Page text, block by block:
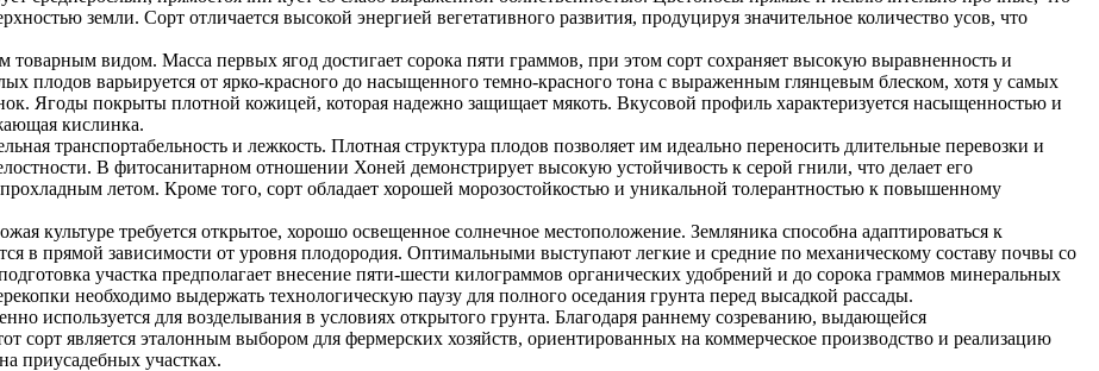
земли. Сорт отличается высокой энергией вегетативного развития, продуцируя значительное количество усов, что
видом. Масса первых ягод достигает сорока пяти граммов, при этом сорт сохраняет высокую выравненность и
плодов варьируется от ярко-красного до насыщенного темно-красного тона с выраженным глянцевым блеском, хотя у самых
Ягоды покрыты плотной кожицей, которая надежно защищает мякоть. Вкусовой профиль характеризуется насыщенностью и
кислинка.
транспортабельность и лежкость. Плотная структура плодов позволяет им идеально переносить длительные перевозки и
В фитосанитарном отношении Хоней демонстрирует высокую устойчивость к серой гнили, что делает его
летом. Кроме того, сорт обладает хорошей морозостойкостью и уникальной толерантностью к повышенному
культуре требуется открытое, хорошо освещенное солнечное местоположение. Земляника способна адаптироваться к
в прямой зависимости от уровня плодородия. Оптимальными выступают легкие и средние по механическому составу почвы со
участка предполагает внесение пяти-шести килограммов органических удобрений и до сорока граммов минеральных
необходимо выдержать технологическую паузу для полного оседания грунта перед высадкой рассады.
используется для возделывания в условиях открытого грунта. Благодаря раннему созреванию, выдающейся
сорт является эталонным выбором для фермерских хозяйств, ориентированных на коммерческое производство и реализацию
приусадебных участках.